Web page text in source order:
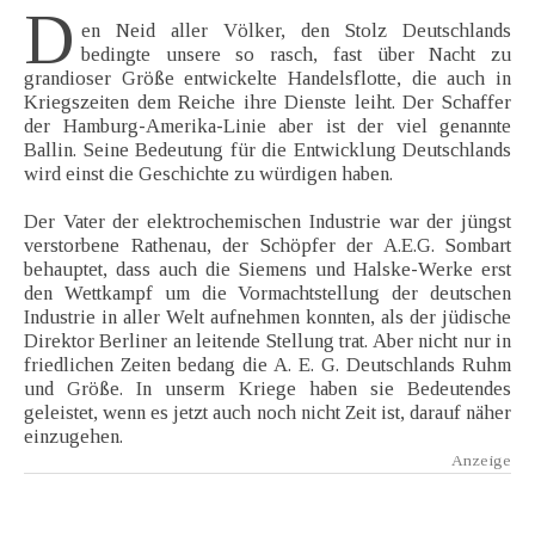
D en Neid aller Völker, den Stolz Deutschlands
bedingte unsere so rasch, fast über Nacht zu
grandioser Größe entwickelte Handelsflotte, die auch in
Kriegszeiten dem Reiche ihre Dienste leiht. Der Schaffer
der Hamburg-Amerika-Linie aber ist der viel genannte
Ballin. Seine Bedeutung für die Entwicklung Deutschlands
wird einst die Geschichte zu würdigen haben.
Der Vater der elektrochemischen Industrie war der jüngst
verstorbene Rathenau, der Schöpfer der A.E.G. Sombart
behauptet, dass auch die Siemens und Halske-Werke erst
den Wettkampf um die Vormachtstellung der deutschen
Industrie in aller Welt aufnehmen konnten, als der jüdische
Direktor Berliner an leitende Stellung trat. Aber nicht nur in
friedlichen Zeiten bedang die A. E. G. Deutschlands Ruhm
und Größe. In unserm Kriege haben sie Bedeutendes
geleistet, wenn es jetzt auch noch nicht Zeit ist, darauf näher
einzugehen.